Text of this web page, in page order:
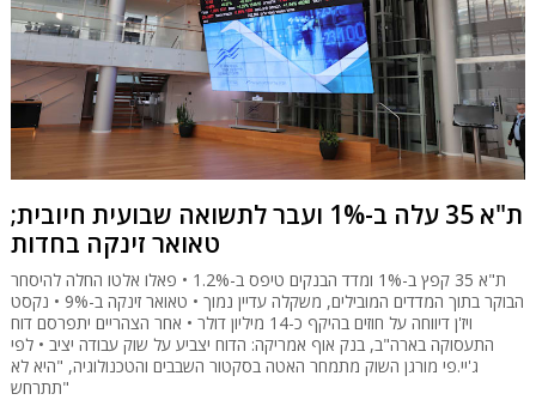
ת"א 35 עלה ב-1% ועבר לתשואה שבועית חיובית;
טאואר זינקה בחדות
ת"א 35 קפץ ב-1% ומדד הבנקים טיפס ב-1.2% • פאלו אלטו החלה להיסחר
הבוקר בתוך המדדים המובילים, משקלה עדיין נמוך • טאואר זינקה ב-9% • נקסט
ויז'ן דיווחה על חוזים בהיקף כ-14 מיליון דולר • אחר הצהריים יתפרסם דוח
התעסוקה בארה"ב, בנק אוף אמריקה: הדוח יצביע על שוק עבודה יציב • לפי
ג'יי.פי מורגן השוק מתמחר האטה בסקטור השבבים והטכנולוגיה, "היא לא
תתרחש"